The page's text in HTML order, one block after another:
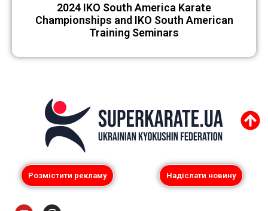
2024 IKO South America Karate
Championships and IKO South American
Training Seminars
Розмістити рекламу Надіслати новину